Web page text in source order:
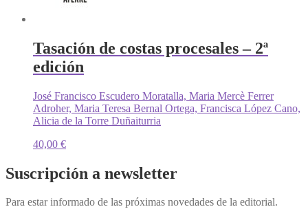
Tasación de costas procesales – 2ª
edición
José Francisco Escudero Moratalla, Maria Mercè Ferrer
Adroher, Maria Teresa Bernal Ortega, Francisca López Cano,
Alicia de la Torre Duñaiturria
40,00 €
Suscripción a newsletter
Para estar informado de las próximas novedades de la editorial.